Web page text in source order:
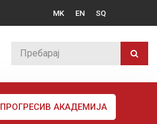
MK EN SQ
ПРОГРЕСИВ АКАДЕМИЈА